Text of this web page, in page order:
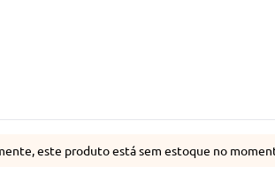
este produto está sem estoque no